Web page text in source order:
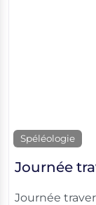
Spéléologie
Journée